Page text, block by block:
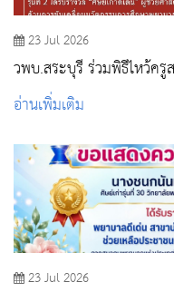
23 Jul 2026
วพบ.สระบุรี ร่วมพิธีไหว้ค
ศึกษา 2569 และรับโล่ประ
อ่านเพิ่มเติม
23 Jul 2026